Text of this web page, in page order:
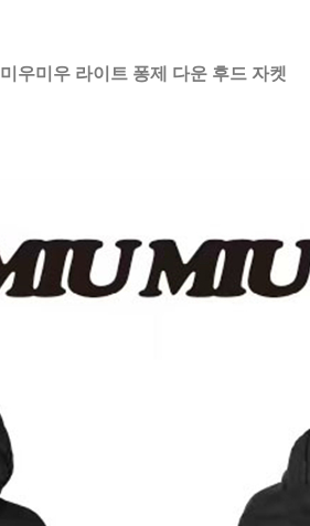
미우미우 라이트 퐁제 다운 후드 자켓